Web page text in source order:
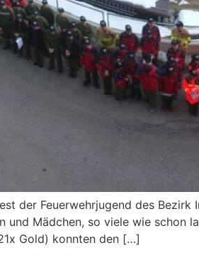
der Feuerwehrjugend des
und Mädchen, so viele wie schon
Gold) konnten den […]